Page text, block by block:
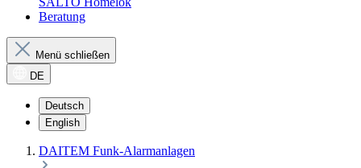
Beratung
Menü schließen
DE
Deutsch
English
DAITEM Funk-Alarmanlagen